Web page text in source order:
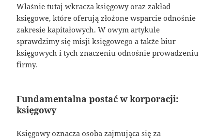
Właśnie tutaj wkracza księgowy oraz zakład
księgowe, które oferują złożone wsparcie odnośnie
zakresie kapitałowych. W owym artykule
sprawdzimy się misji księgowego a także biur
księgowych i tych znaczeniu odnośnie prowadzeniu
firmy.
Fundamentalna postać w korporacji:
księgowy
Księgowy oznacza osoba zajmująca się za